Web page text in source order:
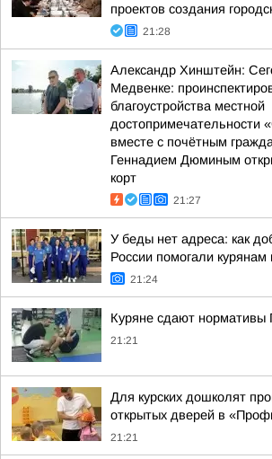
проектов создания
21:28
Александр Хинштейн:
Медвенке:
благоустройства местной
достопримечательности
вместе с почётным
Геннадием Дюминым
корт
21:27
У беды нет адреса: как
России помогали курянам
21:24
Куряне сдают нормативы
21:21
Для курских дошколят
открытых дверей в
21:21